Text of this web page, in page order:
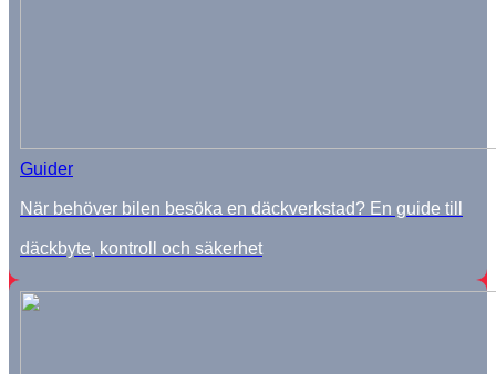
Guider
När behöver bilen besöka en däckverkstad? En guide till
däckbyte, kontroll och säkerhet